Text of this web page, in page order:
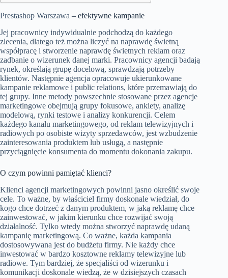
Prestashop Warszawa – efektywne kampanie
Jej pracownicy indywidualnie podchodzą do każdego
zlecenia, dlatego też można liczyć na naprawdę świetną
współpracę i stworzenie naprawdę świetnych reklam oraz
zadbanie o wizerunek danej marki. Pracownicy agencji badają
rynek, określają grupę docelową, sprawdzają potrzeby
klientów. Następnie agencja opracowuje ukierunkowane
kampanie reklamowe i public relations, które przemawiają do
tej grupy. Inne metody powszechnie stosowane przez agencje
marketingowe obejmują grupy fokusowe, ankiety, analizę
modelową, rynki testowe i analizy konkurencji. Celem
każdego kanału marketingowego, od reklam telewizyjnych i
radiowych po osobiste wizyty sprzedawców, jest wzbudzenie
zainteresowania produktem lub usługą, a następnie
przyciągnięcie konsumenta do momentu dokonania zakupu.
O czym powinni pamiętać klienci?
Klienci agencji marketingowych powinni jasno określić swoje
cele. To ważne, by właściciel firmy doskonale wiedział, do
kogo chce dotrzeć z danym produktem, w jaką reklamę chce
zainwestować, w jakim kierunku chce rozwijać swoją
działalność. Tylko wtedy można stworzyć naprawdę udaną
kampanię marketingową. Co ważne, każda kampania
dostosowywana jest do budżetu firmy. Nie każdy chce
inwestować w bardzo kosztowne reklamy telewizyjne lub
radiowe. Tym bardziej, że specjaliści od wizerunku i
komunikacji doskonale wiedzą, że w dzisiejszych czasach